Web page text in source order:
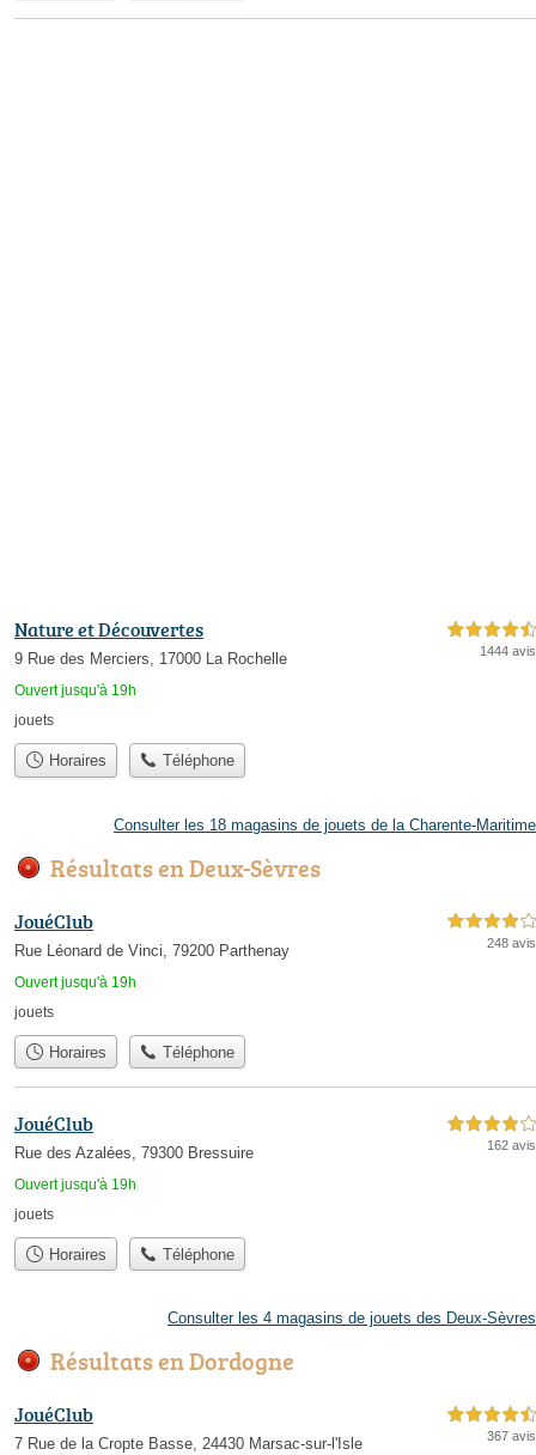
Nature et Découvertes
9 Rue des Merciers, 17000 La Rochelle
Ouvert jusqu'à 19h
4,5 étoiles sur 5
1444 avis
jouets
Horaires Téléphone
Consulter les 18 magasins de jouets de la Charente-Maritime
Résultats en Deux-Sèvres
JouéClub
Rue Léonard de Vinci, 79200 Parthenay
Ouvert jusqu'à 19h
4,0 étoiles sur 5
248 avis
jouets
Horaires Téléphone
JouéClub
Rue des Azalées, 79300 Bressuire
Ouvert jusqu'à 19h
4,0 étoiles sur 5
162 avis
jouets
Horaires Téléphone
Consulter les 4 magasins de jouets des Deux-Sèvres
Résultats en Dordogne
JouéClub
7 Rue de la Cropte Basse, 24430 Marsac-sur-l'Isle
4,5 étoiles sur 5
367 avis